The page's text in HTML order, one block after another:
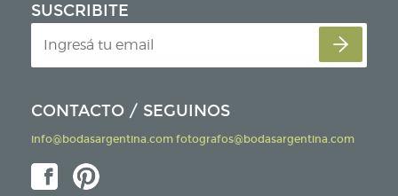
SUSCRIBITE
CONTACTO / SEGUINOS
info@bodasargentina.com fotografos@bodasargentina.com